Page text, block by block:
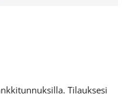
Tilauksesi